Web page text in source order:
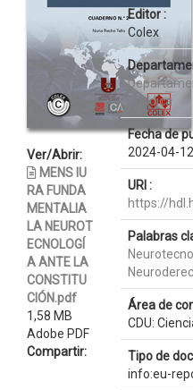
Ver/Abrir:
MENS IU
RA FUNDA
MENTALIA
LA NEUROT
ECNOLOGÍ
A ANTE LA
CONSTITU
CIÓN.pdf
1,58 MB
Adobe PDF
Compartir:
Editor :
Colex
Jurídica
Fecha de
2024-04-12
URI :
https://
Palabras
Área de
CDU:
Tipo de
info:eu-